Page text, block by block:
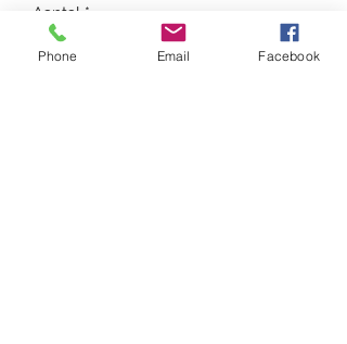
Aantal *
Phone Email Facebook